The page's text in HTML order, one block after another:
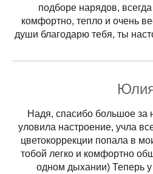
подборе нарядов,
комфортно, тепло и очень
души благодарю тебя, ты
Надя, спасибо большое за
уловила настроение, учла
цветокоррекции попала в
тобой легко и комфортно
одном дыхании) Теперь у